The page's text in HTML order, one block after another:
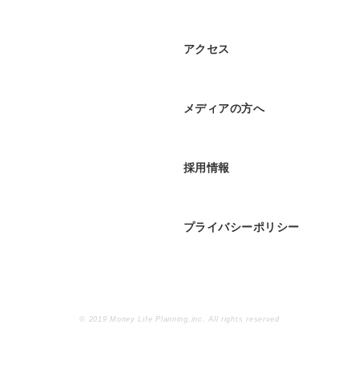
アクセス
メディアの方へ
採用情報
プライバシーポリシー
© 2019 Money Life Planning,inc. All rights reserved